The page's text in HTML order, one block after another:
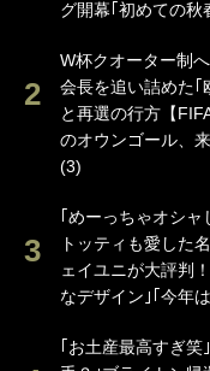
グ開幕｢初めての秋
W杯クオーター制
会長を追い詰めた｢
と再選の行方【
のオウンゴール、
(3)
｢めーっちゃオシ
トッティも愛した
ェイユニが大評判
なデザイン｣｢今年
｢お土産最高すぎ